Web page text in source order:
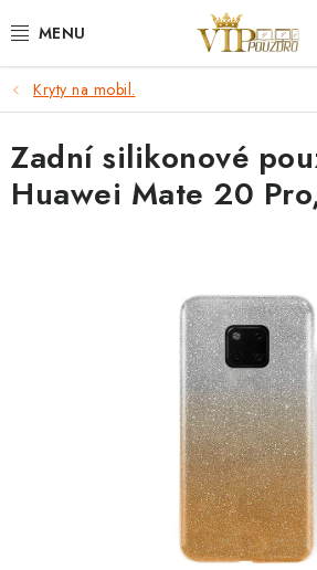
na
KRYTY NA MOBIL.
OCHRANA DISPLEJE - SKLO A FÓLIE
KABELY A NABÍJEČKY
DRŽÁKY A STOJÁNKY
BRAŠNY NA NOTEBOOKY
POUZDRA, OBALY NA APPLE AIRPODS
Kryty na mobil.
Zadní silikonové
Huawei Mate 20